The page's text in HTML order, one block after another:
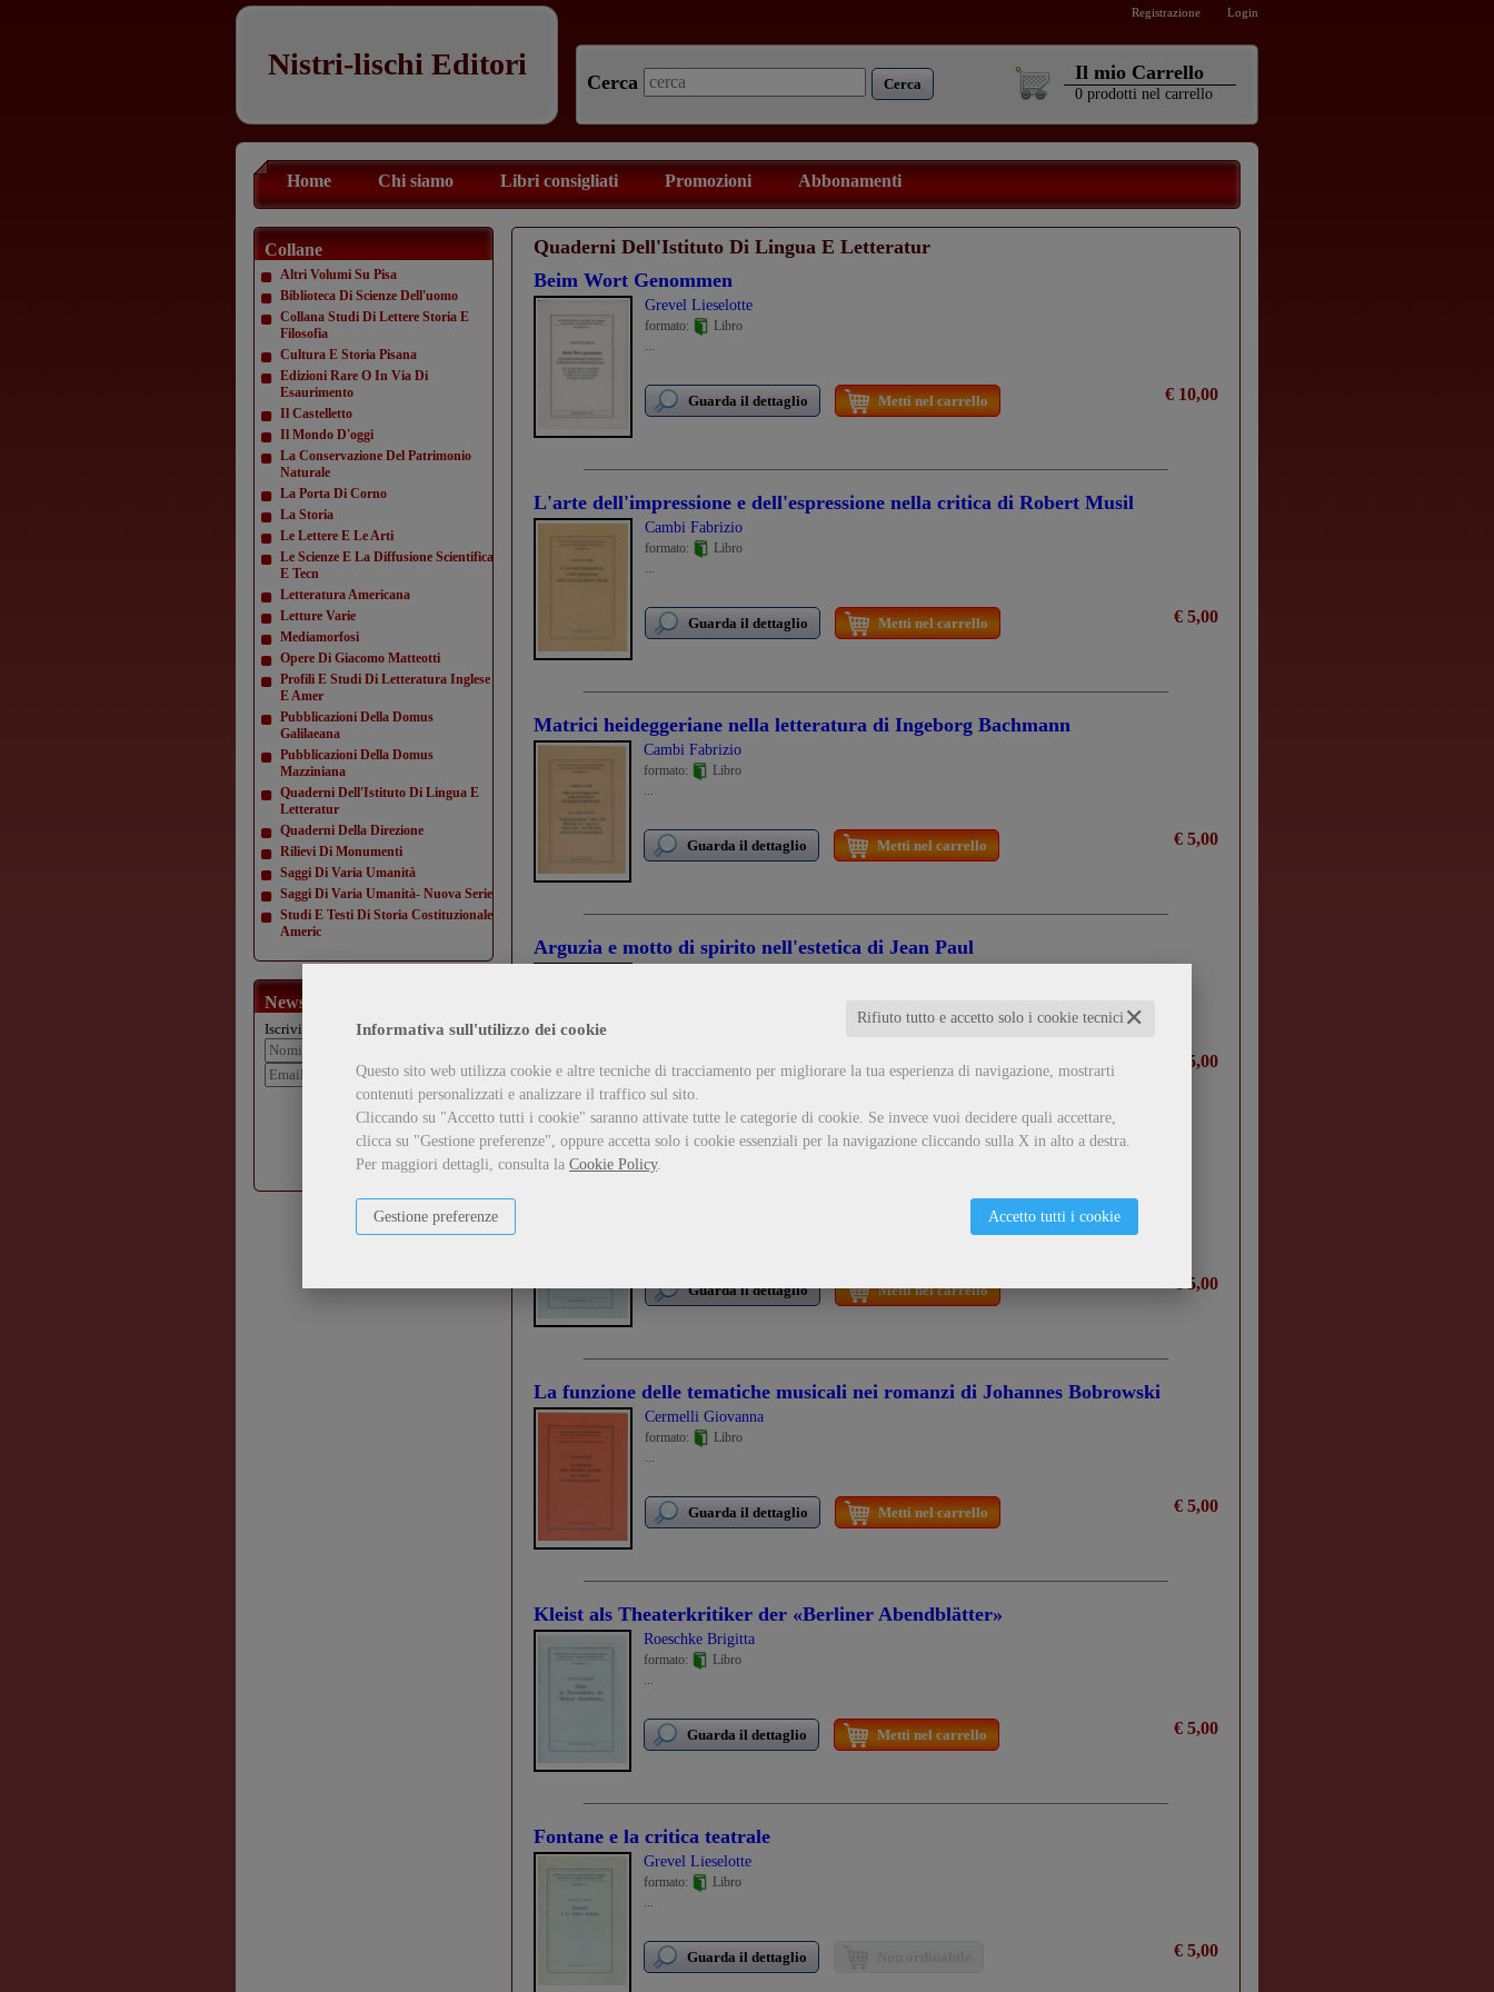
Informativa sull'utilizzo dei cookie ✕
Rifiuto tutto e accetto solo i cookie tecnici
Questo sito web utilizza cookie e altre tecniche di tracciamento per migliorare la tua esperienza di navigazione, mostrarti
contenuti personalizzati e analizzare il traffico sul sito.
Cliccando su "Accetto tutti i cookie" saranno attivate tutte le categorie di cookie. Se invece vuoi decidere quali accettare,
clicca su "Gestione preferenze", oppure accetta solo i cookie essenziali per la navigazione cliccando sulla X in alto a destra.
Per maggiori dettagli, consulta la Cookie Policy.
Accetto tutti i cookie
Gestione preferenze
Registrazione Login
Nistri-lischi Editori
Cerca Cerca
Il mio Carrello
0 prodotti nel carrello
Home Chi siamo Libri consigliati Promozioni Abbonamenti
Collane
Altri Volumi Su Pisa
Biblioteca Di Scienze Dell'uomo
Collana Studi Di Lettere Storia E
Filosofia
Cultura E Storia Pisana
Edizioni Rare O In Via Di
Esaurimento
Il Castelletto
Il Mondo D'oggi
La Conservazione Del Patrimonio
Naturale
La Porta Di Corno
La Storia
Le Lettere E Le Arti
Le Scienze E La Diffusione Scientifica
E Tecn
Letteratura Americana
Letture Varie
Mediamorfosi
Opere Di Giacomo Matteotti
Profili E Studi Di Letteratura Inglese
E Amer
Pubblicazioni Della Domus
Galilaeana
Pubblicazioni Della Domus
Mazziniana
Quaderni Dell'Istituto Di Lingua E
Letteratur
Quaderni Della Direzione
Rilievi Di Monumenti
Saggi Di Varia Umanità
Saggi Di Varia Umanità- Nuova Serie
Studi E Testi Di Storia Costituzionale
Americ
Newsletter
Iscriviti alla nostra newsletter:
Iscriviti
Accettol'informativa sulla
privacy
Quaderni Dell'Istituto Di Lingua E Letteratur
Beim Wort Genommen
Grevel Lieselotte
formato:
Libro
...
€ 10,00
Guarda il dettaglio Metti nel carrello
L'arte dell'impressione e dell'espressione nella critica di Robert Musil
Cambi Fabrizio
formato:
Libro
...
€ 5,00
Guarda il dettaglio Metti nel carrello
Matrici heideggeriane nella letteratura di Ingeborg Bachmann
Cambi Fabrizio
formato:
Libro
...
€ 5,00
Guarda il dettaglio Metti nel carrello
Arguzia e motto di spirito nell'estetica di Jean Paul
€ 5,00
Guarda il dettaglio Metti nel carrello
Grillparzer e il secondo «Flauto magico»
€ 5,00
Guarda il dettaglio Metti nel carrello
La funzione delle tematiche musicali nei romanzi di Johannes Bobrowski
Cermelli Giovanna
formato:
Libro
...
€ 5,00
Guarda il dettaglio Metti nel carrello
Kleist als Theaterkritiker der «Berliner Abendblätter»
Roeschke Brigitta
formato:
Libro
...
€ 5,00
Guarda il dettaglio Metti nel carrello
Fontane e la critica teatrale
Grevel Lieselotte
formato:
Libro
...
€ 5,00
Guarda il dettaglio